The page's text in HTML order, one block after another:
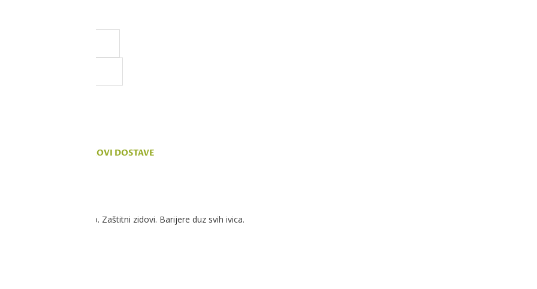
su deo naše ponude,
TROŠKOVI DOSTAVE
Brzoupijajuće jezgro. Zaštitni zidovi. Barijere duz svih ivica.